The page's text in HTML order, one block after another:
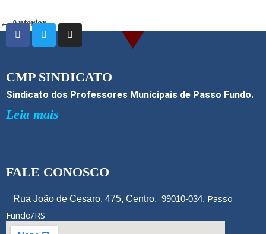
b
o
k
er e
← Anterior
CMP SINDICATO
Sindicato dos Professores Municipais de Passo Fundo.
Leia mais
FALE CONOSCO
Rua João de Cesaro, 475, Centro, 99010-034, Passo
Fundo/RS